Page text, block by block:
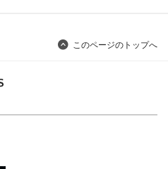
このページのトップへ